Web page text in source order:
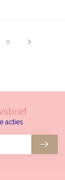
6
acties